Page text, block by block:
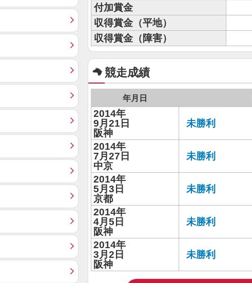
付加賞金
収得賞金（平地）
収得賞金（障害）
競走成績
年月日
2014年
9月21日
阪神
未勝利
2014年
7月27日
中京
未勝利
2014年
5月3日
京都
未勝利
2014年
4月5日
阪神
未勝利
2014年
3月2日
阪神
未勝利